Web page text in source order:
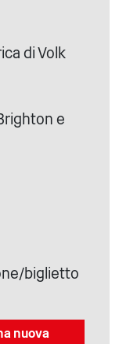
di Volk
e
biglietto
nuova